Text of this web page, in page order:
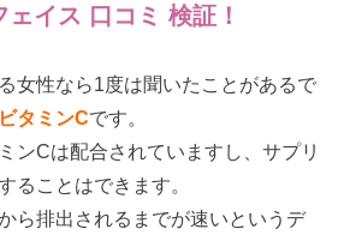
ェイス 口コミ 検証！
女性なら1度は聞いたことがあるで
ビタミンCです。
ンCは配合されていますし、サプリ
ることはできます。
ら排出されるまでが速いというデ